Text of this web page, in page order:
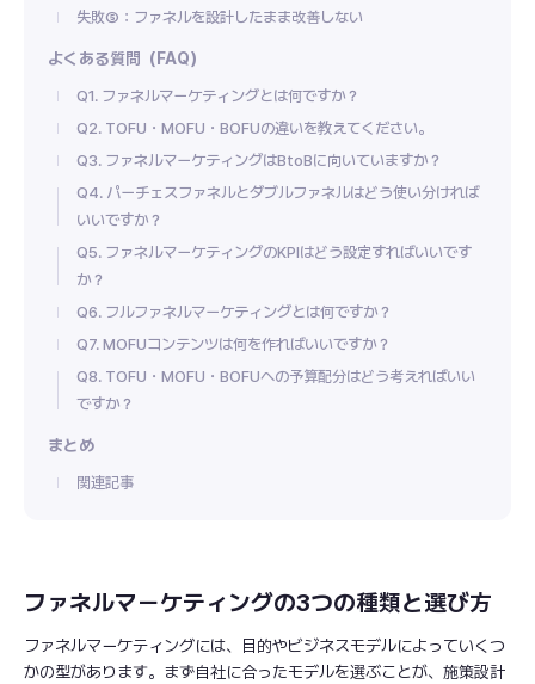
失敗⑤：ファネルを設計したまま改善しない
よくある質問（FAQ）
Q1. ファネルマーケティングとは何ですか？
Q2. TOFU・MOFU・BOFUの違いを教えてください。
Q3. ファネルマーケティングはBtoBに向いていますか？
Q4. パーチェスファネルとダブルファネルはどう使い分ければ
いいですか？
Q5. ファネルマーケティングのKPIはどう設定すればいいです
か？
Q6. フルファネルマーケティングとは何ですか？
Q7. MOFUコンテンツは何を作ればいいですか？
Q8. TOFU・MOFU・BOFUへの予算配分はどう考えればいい
ですか？
まとめ
関連記事
ファネルマーケティングの3つの種類と選び方
ファネルマーケティングには、目的やビジネスモデルによっていくつ
かの型があります。まず自社に合ったモデルを選ぶことが、施策設計